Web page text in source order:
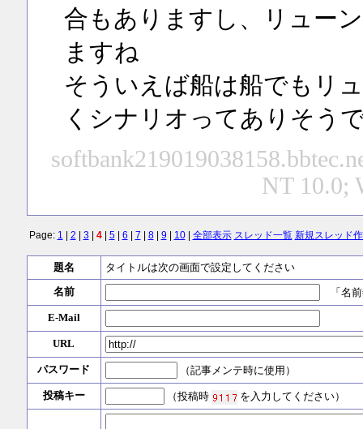
合もありますし、リュー
ますね
そういえば船は船でもリ
くシナリオってありそう
NT 10.0;
Page: 1 2 3 4| 5| 6 7 8| 9 10| 全部表示 スレッド一覧 新規スレッド
題名
タイトルは次の画面で設定してください
名前
「名前
E-Mail
URL
パスワード （記事メンテ時に使用）
投稿キー （投稿時 を入力してください）